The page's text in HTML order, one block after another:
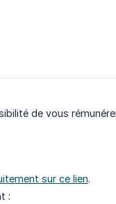
de vous
sur ce lien.
: